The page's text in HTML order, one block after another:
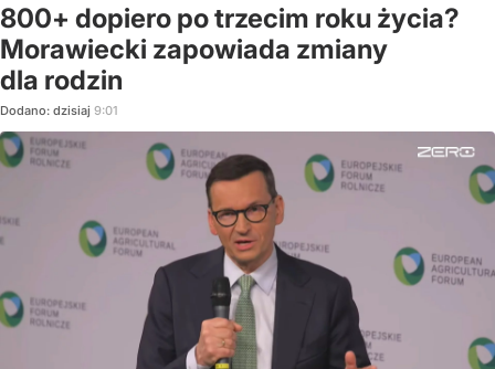
800+ dopiero po trzecim roku życia?
Morawiecki zapowiada zmiany
dla rodzin
Dodano: dzisiaj 9:01